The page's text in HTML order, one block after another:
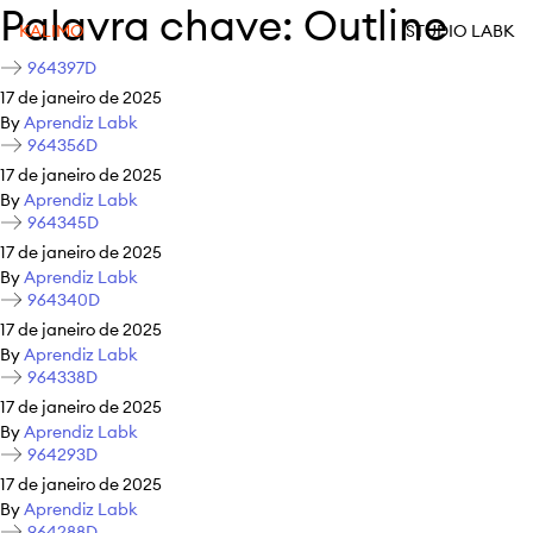
KALIMO STUDIO LABK
Palavra chave: Outline
964397D
17 de janeiro de 2025
ByAprendiz Labk
964356D
17 de janeiro de 2025
ByAprendiz Labk
964345D
17 de janeiro de 2025
ByAprendiz Labk
964340D
17 de janeiro de 2025
ByAprendiz Labk
964338D
17 de janeiro de 2025
ByAprendiz Labk
964293D
17 de janeiro de 2025
ByAprendiz Labk